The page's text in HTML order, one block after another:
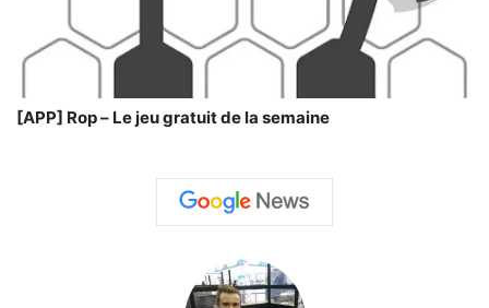
[APP] Rop – Le jeu gratuit de la semaine